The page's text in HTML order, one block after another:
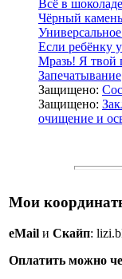
Всё в
Чёрный
Если ребёнку
Мразь! Я твой
Запечатывание
Защищено:
Защищено:
очищение и
Мои
eMail и Скайп:
Оплатить можно